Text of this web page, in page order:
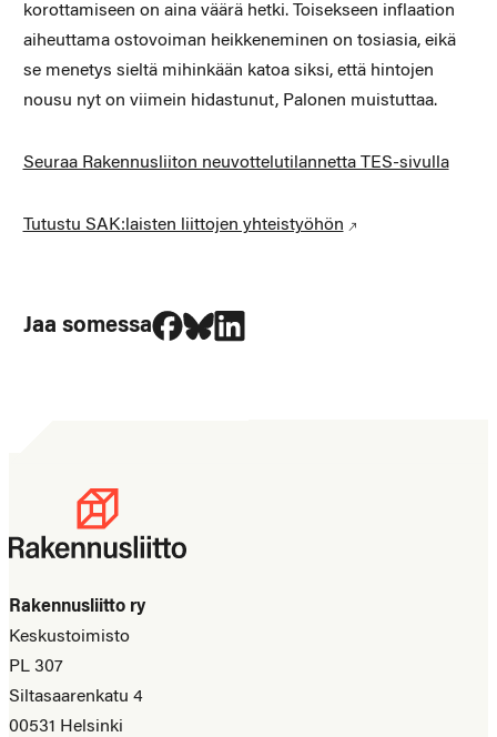
korottamiseen on aina väärä hetki. Toisekseen inflaation
aiheuttama ostovoiman heikkeneminen on tosiasia, eikä
se menetys sieltä mihinkään katoa siksi, että hintojen
nousu nyt on viimein hidastunut, Palonen muistuttaa.
Seuraa Rakennusliiton neuvottelutilannetta TES-sivulla
Tutustu SAK:laisten liittojen yhteistyöhön
Jaa somessa
Jaa Facebookissa
Jaa Blueskyssa
Jaa LinkedIn:ssä
Rakennusliitto ry
Keskustoimisto
PL 307
Siltasaarenkatu 4
00531 Helsinki